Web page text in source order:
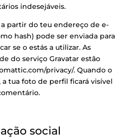
indesejáveis.
partir do teu endereço de e-
hash) pode ser enviada para
se o estás a utilizar. As
do serviço Gravatar estão
privacy/. Quando o
tua foto de perfil ficará visível
social